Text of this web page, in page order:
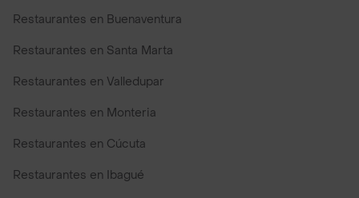
Restaurantes en Buenaventura
Restaurantes en Santa Marta
Restaurantes en Valledupar
Restaurantes en Monteria
Restaurantes en Cúcuta
Restaurantes en Ibagué